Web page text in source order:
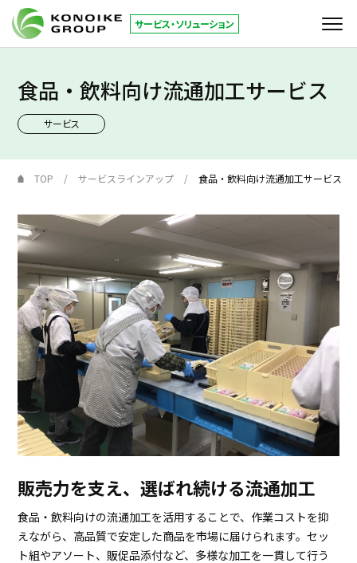
サービス・ソリューション
サービス
KONOIKEジャーナル
お役立ち情報
コーポレートサイト
JP EN お問い合わせ
食品・飲料向け流通加工サービス
サービス
TOP サービスラインアップ 食品・飲料向け流通加工サービス
販売力を支え、選ばれ続ける流通加工
食品・飲料向けの流通加工を活用することで、作業コストを抑
えながら、高品質で安定した商品を市場に届けられます。セッ
ト組やアソート、販促品添付など、多様な加工を一貫して行う